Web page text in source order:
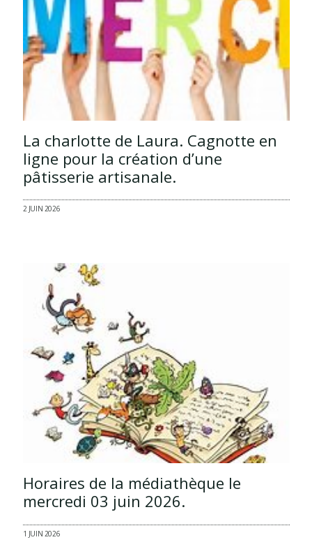
La charlotte de Laura. Cagnotte en
ligne pour la création d’une
pâtisserie artisanale.
2 JUIN 2026
Horaires de la médiathèque le
mercredi 03 juin 2026.
1 JUIN 2026